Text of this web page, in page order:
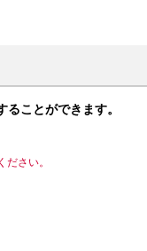
ことができます。
さい。